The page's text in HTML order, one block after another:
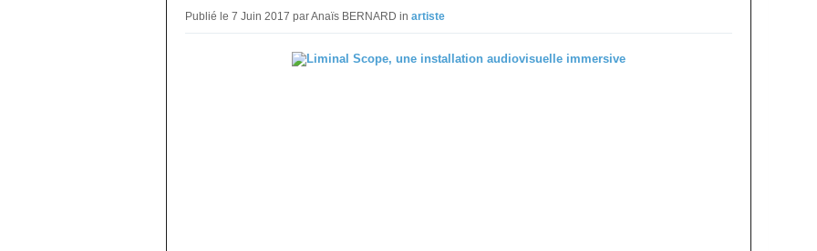
Publié le 7 Juin 2017 par Anaïs BERNARD in artiste